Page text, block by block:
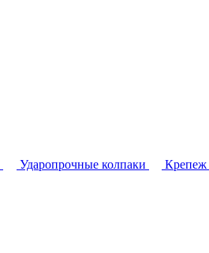
Ударопрочные колпаки Крепеж